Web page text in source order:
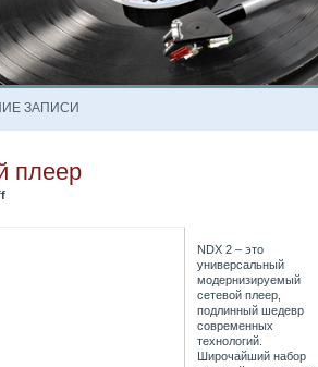
ЗАПИСИ
плеер
NDX 2 – это
универсальный
модернизируемый
сетевой плеер,
подлинный шедевр
современных
технологий.
Широчайший набор